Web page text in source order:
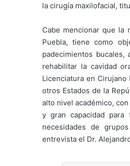
la cirugía maxilofacial,
Cabe mencionar que la
Puebla, tiene como
padecimientos
rehabilitar la cavidad
Licenciatura en
otros Estados de la
alto nivel académico,
y gran capacidad
necesidades de
entrevista el Dr.